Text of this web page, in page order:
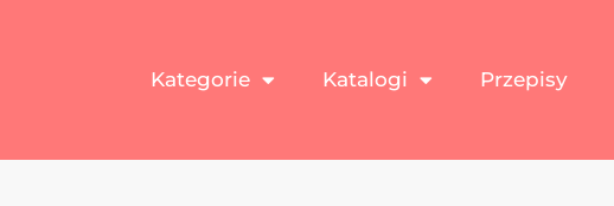
Kategorie Katalogi Przepisy